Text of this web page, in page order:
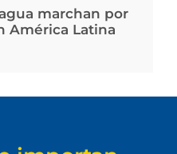
marchan por
América Latina